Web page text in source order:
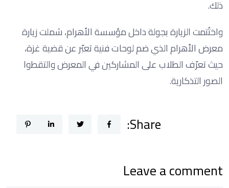
ذلك.
واختُتمت الزيارة بجولة داخل مؤسسة الأهرام، شملت زيارة
معرض الأهرام الذي ضم لوحات فنية تعبّر عن قضية غزة،
حيث تعرّف الطلاب على المشاركين في المعرض والتقطوا
الصور التذكارية.
Share:
Leave a comment